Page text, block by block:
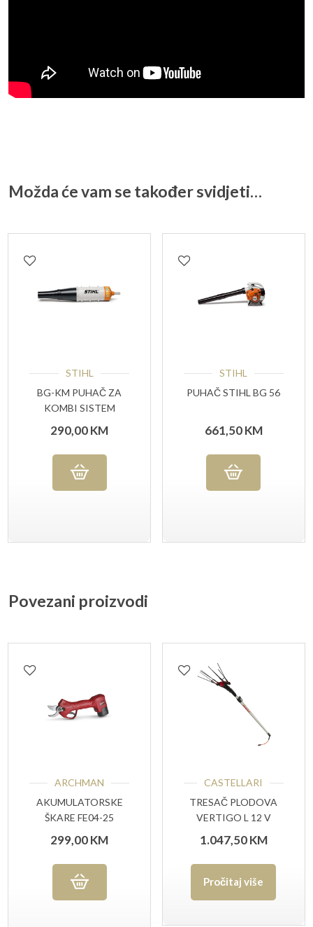
Možda će vam se također svidjeti…
STIHL
BG-KM PUHAČ ZA
KOMBI SISTEM
290,00KM
STIHL
PUHAČ STIHL BG 56
661,50KM
Povezani proizvodi
ARCHMAN
AKUMULATORSKE
ŠKARE FE04-25
299,00KM
CASTELLARI
TRESAČ PLODOVA
VERTIGO L 12 V
1.047,50KM
Pročitaj više